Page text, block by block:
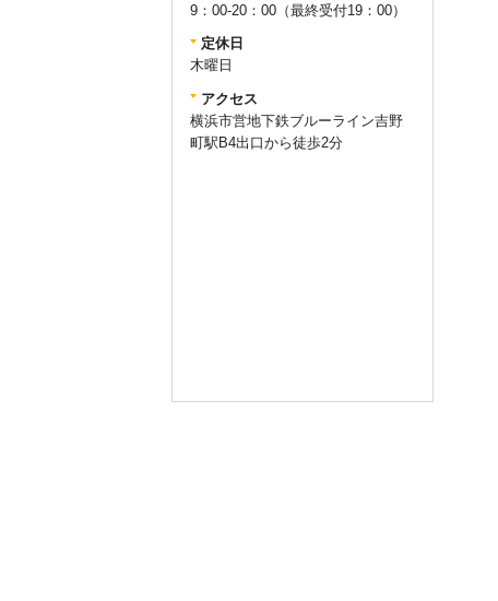
query_builder2021年12月28日
平素よりラッキー
用いただきありがとうございます
。
query_builder2021年4月27日
9：00-20：00（最終受付19：00）
定休日
木曜日
アクセス
横浜市営地下鉄ブルーライン吉野
町駅B4出口から徒歩2分